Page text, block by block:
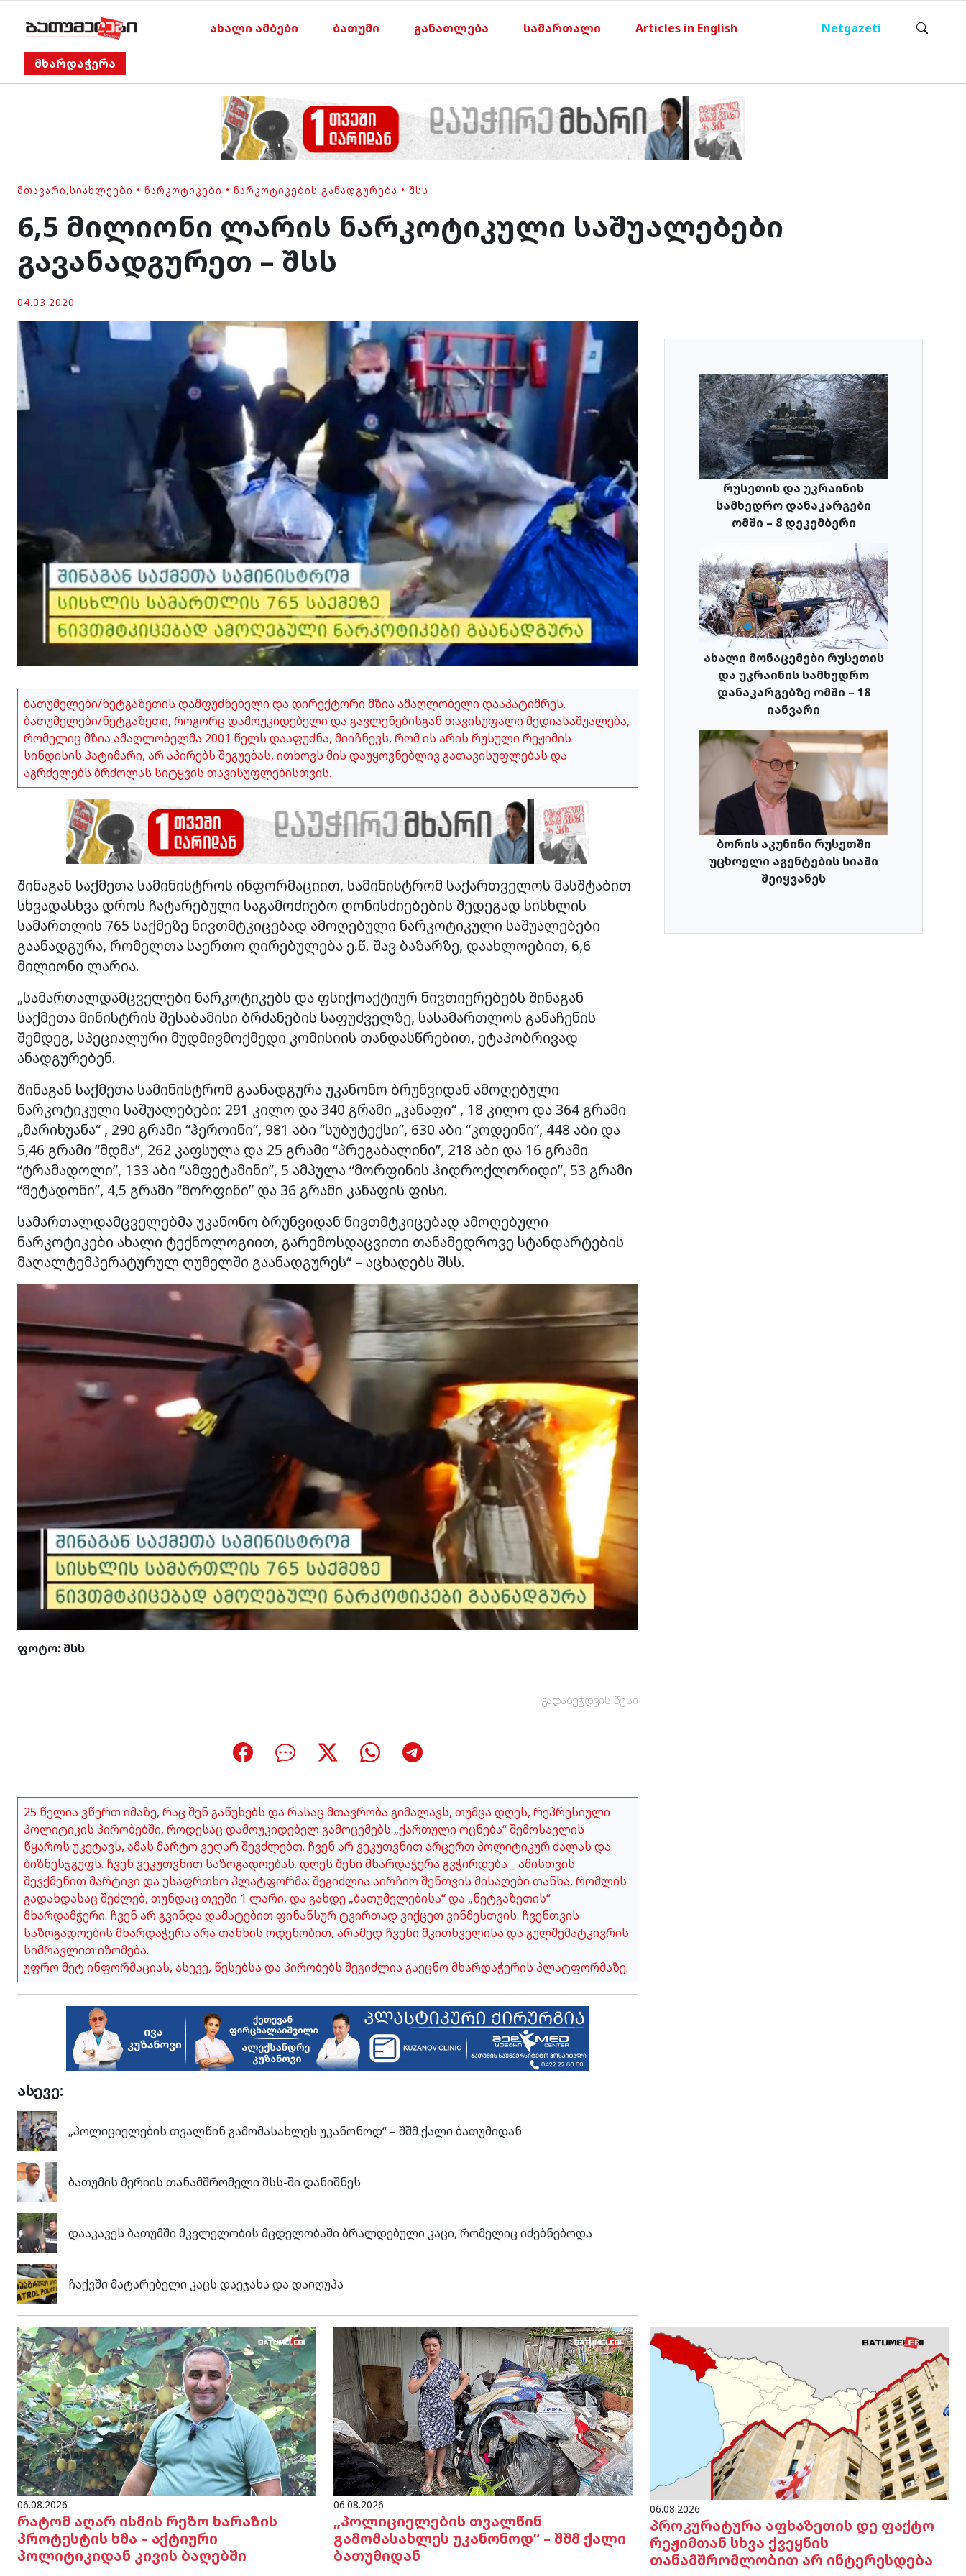
ახალი ამბები ბათუმი განათლება სამართალი Articles in English Netgazeti
მხარდაჭერა
ᲛᲗᲐᲕᲐᲠᲘ,ᲡᲘᲐᲮᲚᲔᲔᲑᲘ • ᲜᲐᲠᲙᲝᲢᲘᲙᲔᲑᲘ • ᲜᲐᲠᲙᲝᲢᲘᲙᲔᲑᲘᲡ ᲒᲐᲜᲐᲓᲒᲣᲠᲔᲑᲐ • ᲨᲡᲡ
6,5 მილიონი ლარის ნარკოტიკული საშუალებები
გავანადგურეთ – შსს
04.03.2020
ბათუმელები/ნეტგაზეთის დამფუძნებელი და დირექტორი მზია ამაღლობელი დააპატიმრეს.
ბათუმელები/ნეტგაზეთი, როგორც დამოუკიდებელი და გავლენებისგან თავისუფალი მედიასაშუალება,
რომელიც მზია ამაღლობელმა 2001 წელს დააფუძნა, მიიჩნევს, რომ ის არის რუსული რეჟიმის
სინდისის პატიმარი, არ აპირებს შეგუებას, ითხოვს მის დაუყოვნებლივ გათავისუფლებას და
აგრძელებს ბრძოლას სიტყვის თავისუფლებისთვის.
შინაგან საქმეთა სამინისტროს ინფორმაციით, სამინისტრომ საქართველოს მასშტაბით
სხვადასხვა დროს ჩატარებული საგამოძიებო ღონისძიებების შედეგად სისხლის
სამართლის 765 საქმეზე ნივთმტკიცებად ამოღებული ნარკოტიკული საშუალებები
გაანადგურა, რომელთა საერთო ღირებულება ე.წ. შავ ბაზარზე, დაახლოებით, 6,6
მილიონი ლარია.
„სამართალდამცველები ნარკოტიკებს და ფსიქოაქტიურ ნივთიერებებს შინაგან
საქმეთა მინისტრის შესაბამისი ბრძანების საფუძველზე, სასამართლოს განაჩენის
შემდეგ, სპეციალური მუდმივმოქმედი კომისიის თანდასწრებით, ეტაპობრივად
ანადგურებენ.
შინაგან საქმეთა სამინისტრომ გაანადგურა უკანონო ბრუნვიდან ამოღებული
ნარკოტიკული საშუალებები: 291 კილო და 340 გრამი „კანაფი“ , 18 კილო და 364 გრამი
„მარიხუანა“ , 290 გრამი “ჰეროინი”, 981 აბი “სუბუტექსი”, 630 აბი “კოდეინი”, 448 აბი და
5,46 გრამი “მდმა”, 262 კაფსულა და 25 გრამი “პრეგაბალინი”, 218 აბი და 16 გრამი
“ტრამადოლი”, 133 აბი “ამფეტამინი”, 5 ამპულა “მორფინის ჰიდროქლორიდი”, 53 გრამი
“მეტადონი”, 4,5 გრამი “მორფინი” და 36 გრამი კანაფის ფისი.
სამართალდამცველებმა უკანონო ბრუნვიდან ნივთმტკიცებად ამოღებული
ნარკოტიკები ახალი ტექნოლოგიით, გარემოსდაცვითი თანამედროვე სტანდარტების
მაღალტემპერატურულ ღუმელში გაანადგურეს“ – აცხადებს შსს.
ფოტო: შსს
გადაბეჭდვის წესი
25 წელია ვწერთ იმაზე, რაც შენ გაწუხებს და რასაც მთავრობა გიმალავს, თუმცა დღეს, რეპრესიული
პოლიტიკის პირობებში, როდესაც დამოუკიდებელ გამოცემებს „ქართული ოცნება“ შემოსავლის
წყაროს უკეტავს, ამას მარტო ვეღარ შევძლებთ. ჩვენ არ ვეკუთვნით არცერთ პოლიტიკურ ძალას და
ბიზნესჯგუფს. ჩვენ ვეკუთვნით საზოგადოებას. დღეს შენი მხარდაჭერა გვჭირდება _ ამისთვის
შევქმენით მარტივი და უსაფრთხო პლატფორმა: შეგიძლია აირჩიო შენთვის მისაღები თანხა, რომლის
გადახდასაც შეძლებ, თუნდაც თვეში 1 ლარი, და გახდე „ბათუმელებისა“ და „ნეტგაზეთის“
მხარდამჭერი. ჩვენ არ გვინდა დამატებით ფინანსურ ტვირთად ვიქცეთ ვინმესთვის. ჩვენთვის
საზოგადოების მხარდაჭერა არა თანხის ოდენობით, არამედ ჩვენი მკითხველისა და გულშემატკივრის
სიმრავლით იზომება.
უფრო მეტ ინფორმაციას, ასევე, წესებსა და პირობებს შეგიძლია გაეცნო მხარდაჭერის პლატფორმაზე.
ასევე:
„პოლიციელების თვალწინ გამომასახლეს უკანონოდ“ – შშმ ქალი ბათუმიდან
ბათუმის მერიის თანამშრომელი შსს-ში დანიშნეს
დააკავეს ბათუმში მკვლელობის მცდელობაში ბრალდებული კაცი, რომელიც იძებნებოდა
ჩაქვში მატარებელი კაცს დაეჯახა და დაიღუპა
რუსეთის და უკრაინის
სამხედრო დანაკარგები
ომში – 8 დეკემბერი
ახალი მონაცემები რუსეთის
და უკრაინის სამხედრო
დანაკარგებზე ომში – 18
იანვარი
ბორის აკუნინი რუსეთში
უცხოელი აგენტების სიაში
შეიყვანეს
06.08.2026
რატომ აღარ ისმის რეზო ხარაზის
პროტესტის ხმა – აქტიური
პოლიტიკიდან კივის ბაღებში
06.08.2026
„პოლიციელების თვალწინ
გამომასახლეს უკანონოდ“ – შშმ ქალი
ბათუმიდან
06.08.2026
პროკურატურა აფხაზეთის დე ფაქტო
რეჟიმთან სხვა ქვეყნის
თანამშრომლობით არ ინტერესდება